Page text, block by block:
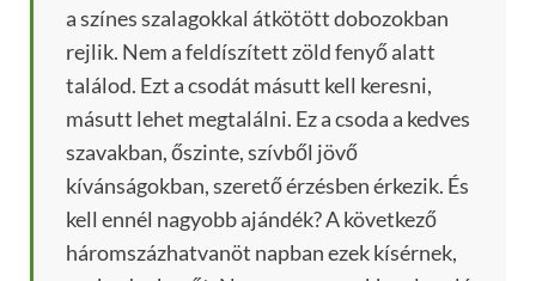
a színes szalagokkal átkötött dobozokban
rejlik. Nem a feldíszített zöld fenyő alatt
találod. Ezt a csodát másutt kell keresni,
másutt lehet megtalálni. Ez a csoda a kedves
szavakban, őszinte, szívből jövő
kívánságokban, szerető érzésben érkezik. És
kell ennél nagyobb ajándék? A következő
háromszázhatvanöt napban ezek kísérnek,